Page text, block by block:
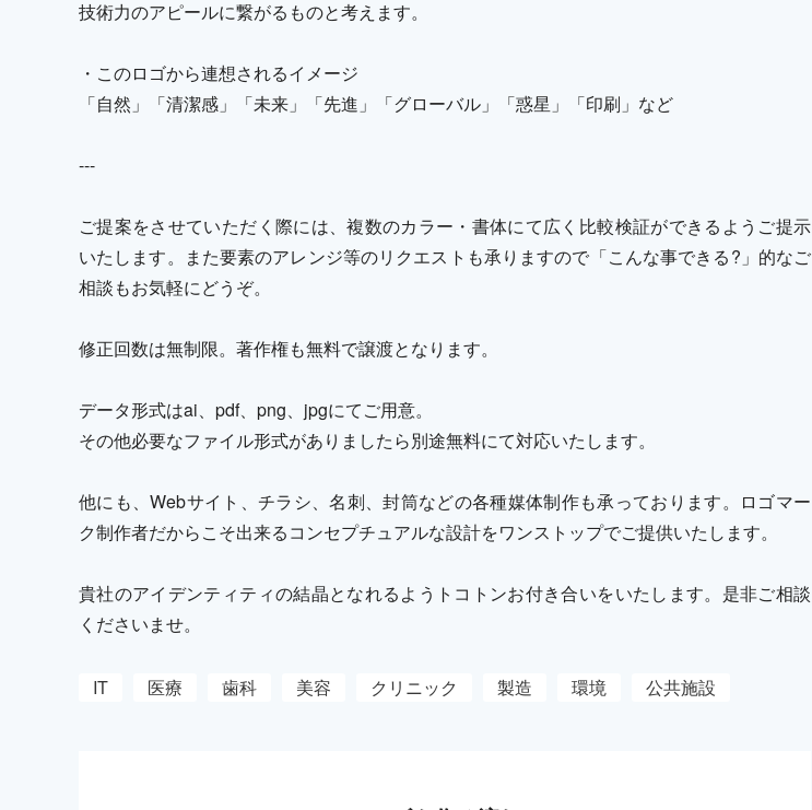
技術力のアピールに繋がるものと考えます。
・このロゴから連想されるイメージ
「自然」「清潔感」「未来」「先進」「グローバル」「惑星」「印刷」など
---
ご提案をさせていただく際には、複数のカラー・書体にて広く比較検証ができるようご提示
いたします。また要素のアレンジ等のリクエストも承りますので「こんな事できる?」的なご
相談もお気軽にどうぞ。
修正回数は無制限。著作権も無料で譲渡となります。
データ形式はai、pdf、png、jpgにてご用意。
その他必要なファイル形式がありましたら別途無料にて対応いたします。
他にも、Webサイト、チラシ、名刺、封筒などの各種媒体制作も承っております。ロゴマー
ク制作者だからこそ出来るコンセプチュアルな設計をワンストップでご提供いたします。
貴社のアイデンティティの結晶となれるようトコトンお付き合いをいたします。是非ご相談
くださいませ。
IT 医療 歯科 美容 クリニック 製造 環境 公共施設